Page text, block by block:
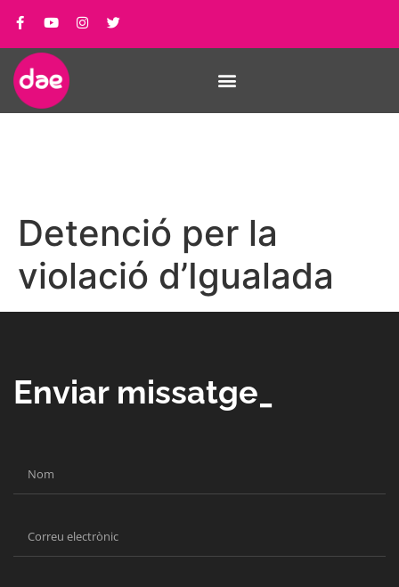
Detenció per la
violació d’Igualada
Enviar missatge_